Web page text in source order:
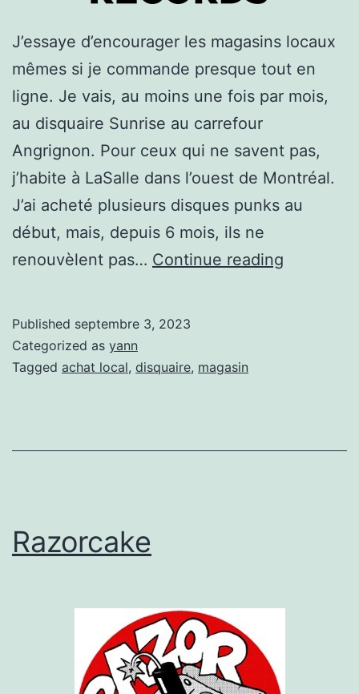
J’essaye d’encourager les magasins locaux
mêmes si je commande presque tout en
ligne. Je vais, au moins une fois par mois,
au disquaire Sunrise au carrefour
Angrignon. Pour ceux qui ne savent pas,
j’habite à LaSalle dans l’ouest de Montréal.
J’ai acheté plusieurs disques punks au
début, mais, depuis 6 mois, ils ne
renouvèlent pas… Continue reading
Published septembre 3, 2023
Categorized as yann
Tagged achat local, disquaire, magasin
Razorcake